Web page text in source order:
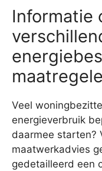
Informatie
Veel
energieverbruik
daarmee starten?
maatwerkadvies
gedetailleerd een